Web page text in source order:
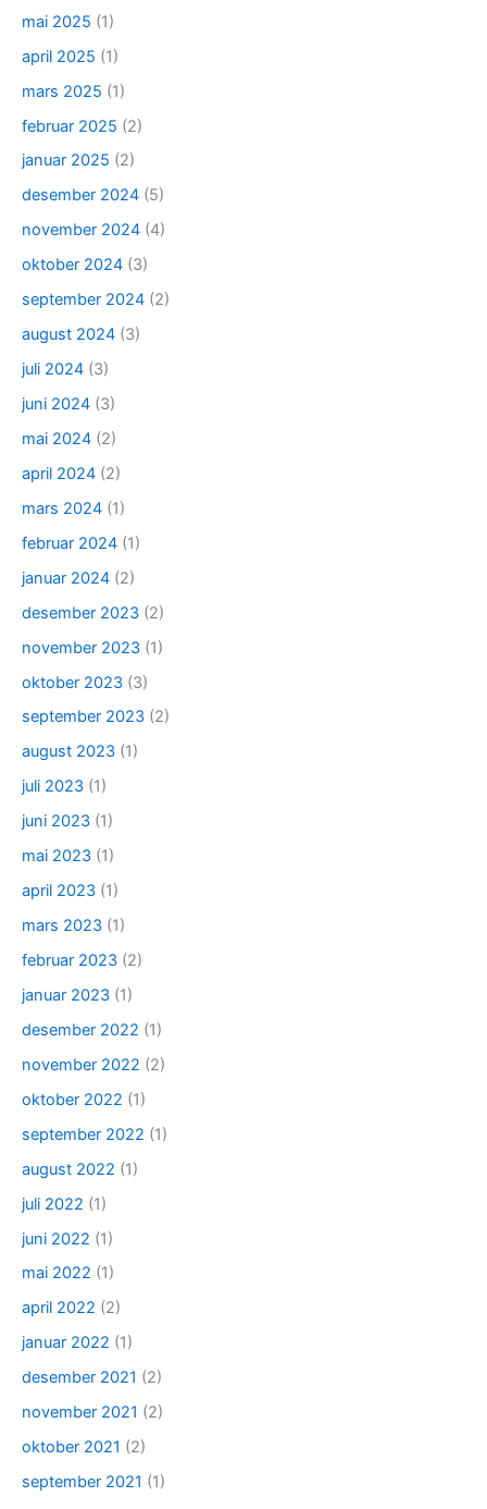
mai 2025 (1)
april 2025 (1)
mars 2025 (1)
februar 2025 (2)
januar 2025 (2)
desember 2024 (5)
november 2024 (4)
oktober 2024 (3)
september 2024 (2)
august 2024 (3)
juli 2024 (3)
juni 2024 (3)
mai 2024 (2)
april 2024 (2)
mars 2024 (1)
februar 2024 (1)
januar 2024 (2)
desember 2023 (2)
november 2023 (1)
oktober 2023 (3)
september 2023 (2)
august 2023 (1)
juli 2023 (1)
juni 2023 (1)
mai 2023 (1)
april 2023 (1)
mars 2023 (1)
februar 2023 (2)
januar 2023 (1)
desember 2022 (1)
november 2022 (2)
oktober 2022 (1)
september 2022 (1)
august 2022 (1)
juli 2022 (1)
juni 2022 (1)
mai 2022 (1)
april 2022 (2)
januar 2022 (1)
desember 2021 (2)
november 2021 (2)
oktober 2021 (2)
september 2021 (1)